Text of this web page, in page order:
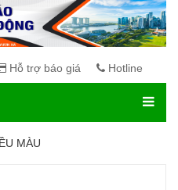
Hỗ trợ báo giá Hotline
MÀU